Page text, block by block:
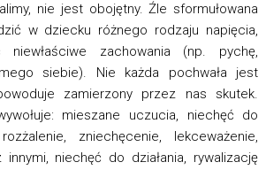
nie jest obojętny. Źle sformułowana
w dziecku różnego rodzaju napięcia,
niewłaściwe zachowania (np. pychę,
siebie). Nie każda pochwała jest
zamierzony przez nas skutek.
mieszane uczucia, niechęć do
zniechęcenie, lekceważenie,
niechęć do działania, rywalizację